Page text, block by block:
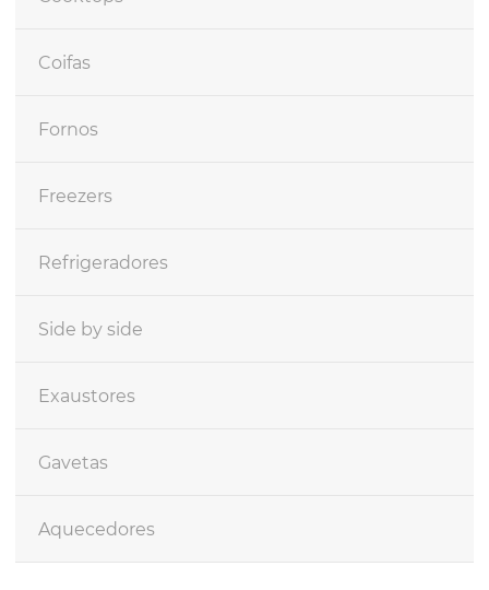
Coifas
Fornos
Freezers
Refrigeradores
Side by side
Exaustores
Gavetas
Aquecedores